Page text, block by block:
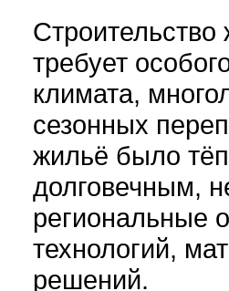
требует
климата,
сезонных
жильё было
долговечным,
региональные
технологий,
решений.